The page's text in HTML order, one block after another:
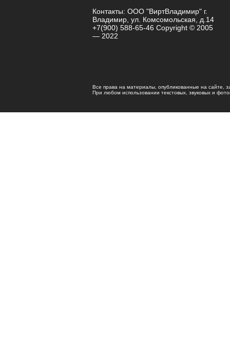
Контакты: ООО "ВиртВладимир" г.
Владимир, ул. Комсомольская, д.14
+7(900) 588-65-46 Copyright © 2005
— 2022
Все права на материалы, опубликованные на сайте,
При любом использовании текстовых, звуковых и